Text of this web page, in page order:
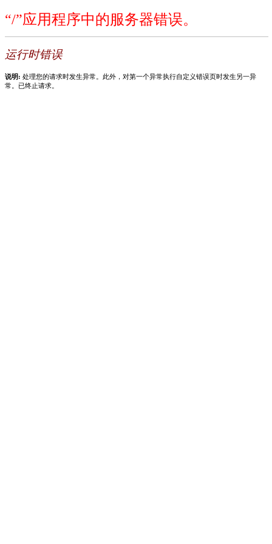
“/”应用程序中的服务器错误。
运行时错误
说明: 处理您的请求时发生异常。此外，对第一个异常执行自定义错误页时发生另一异
常。已终止请求。